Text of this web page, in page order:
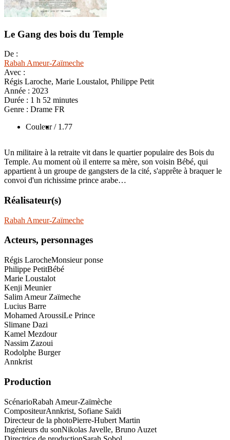
Le Gang des bois du Temple
De :
Rabah Ameur-Zaïmeche
Avec :
Régis Laroche, Marie Loustalot, Philippe Petit
Année : 2023
Durée : 1 h 52 minutes
Genre : Drame FR
Couleur / 1.77
Un militaire à la retraite vit dans le quartier populaire des Bois du
Temple. Au moment où il enterre sa mère, son voisin Bébé, qui
appartient à un groupe de gangsters de la cité, s'apprête à braquer le
convoi d'un richissime prince arabe…
Réalisateur(s)
Rabah Ameur-Zaïmeche
Acteurs, personnages
Régis LarocheMonsieur ponse
Philippe PetitBébé
Marie Loustalot
Kenji Meunier
Salim Ameur Zaïmeche
Lucius Barre
Mohamed AroussiLe Prince
Slimane Dazi
Kamel Mezdour
Nassim Zazoui
Rodolphe Burger
Annkrist
Production
ScénarioRabah Ameur-Zaïmèche
CompositeurAnnkrist, Sofiane Saïdi
Directeur de la photoPierre-Hubert Martin
Ingénieurs du sonNikolas Javelle, Bruno Auzet